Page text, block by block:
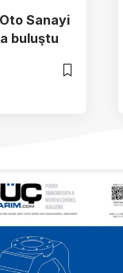
Sanayi
buluştu